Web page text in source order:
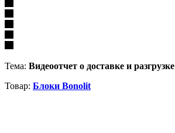
Тема: Видеоотчет о доставке и разгрузке
Товар: Блоки Bonolit